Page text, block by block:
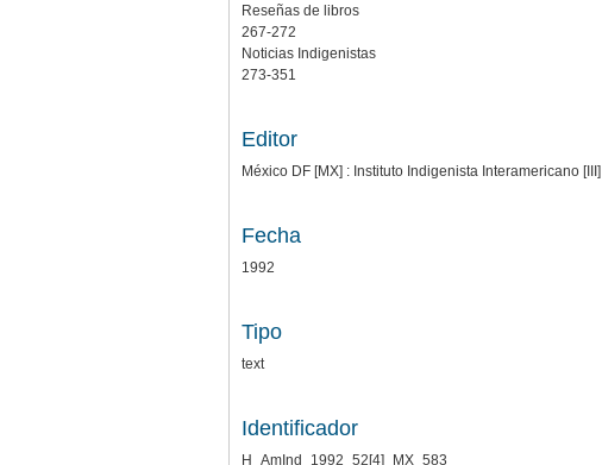
Reseñas de libros
267-272
Noticias Indigenistas
273-351
Editor
México DF [MX] : Instituto Indigenista Interamericano [III]
Fecha
1992
Tipo
text
Identificador
H_AmInd_1992_52[4]_MX_583